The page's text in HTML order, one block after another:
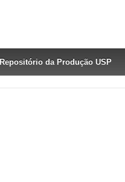
Repositório da Produção USP